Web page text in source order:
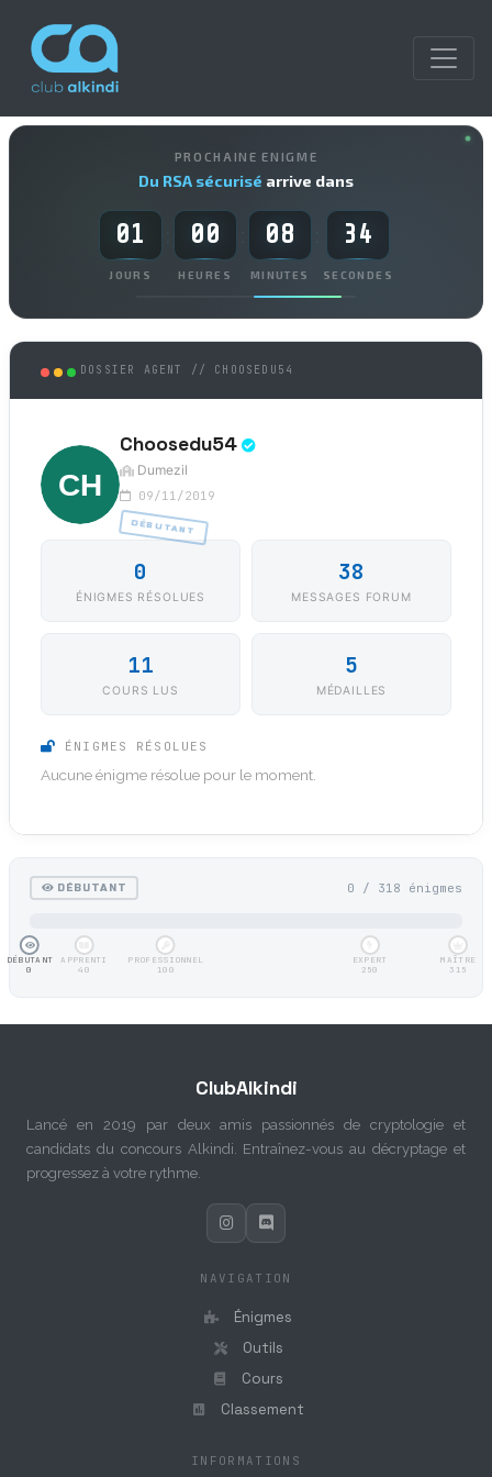
PROCHAINE ENIGME
Du RSA sécurisé arrive dans
01
JOURS
00
HEURES
08
MINUTES
34
SECONDES
DOSSIER AGENT // CHOOSEDU54
Choosedu54
Dumezil
09/11/2019
DÉBUTANT
0
ÉNIGMES RÉSOLUES
38
MESSAGES FORUM
11
COURS LUS
5
MÉDAILLES
ÉNIGMES RÉSOLUES
Aucune énigme résolue pour le moment.
DÉBUTANT 0 / 318 énigmes
DÉBUTANT
0
APPRENTI
40
PROFESSIONNEL
100
EXPERT
250
MAÎTRE
315
ClubAlkindi
Lancé en 2019 par deux amis passionnés de cryptologie et
candidats du concours Alkindi. Entraînez-vous au décryptage et
progressez à votre rythme.
NAVIGATION
Énigmes
Outils
Cours
Classement
INFORMATIONS